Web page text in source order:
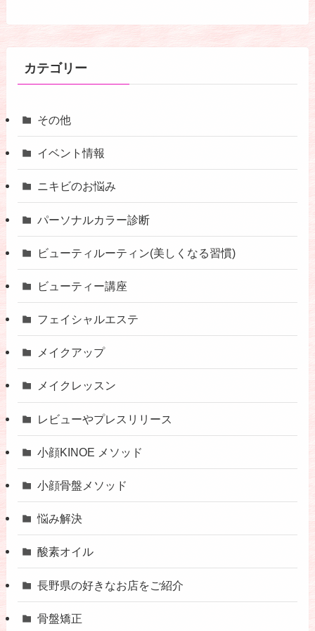
カテゴリー
その他
イベント情報
ニキビのお悩み
パーソナルカラー診断
ビューティルーティン(美しくなる習慣)
ビューティー講座
フェイシャルエステ
メイクアップ
メイクレッスン
レビューやプレスリリース
小顔KINOE メソッド
小顔骨盤メソッド
悩み解決
酸素オイル
長野県の好きなお店をご紹介
骨盤矯正